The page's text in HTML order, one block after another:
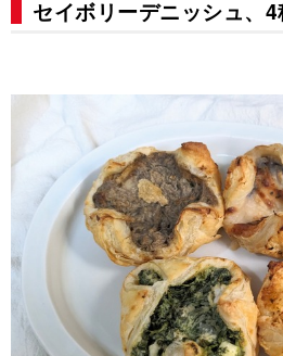
セイボリーデニッシュ、4